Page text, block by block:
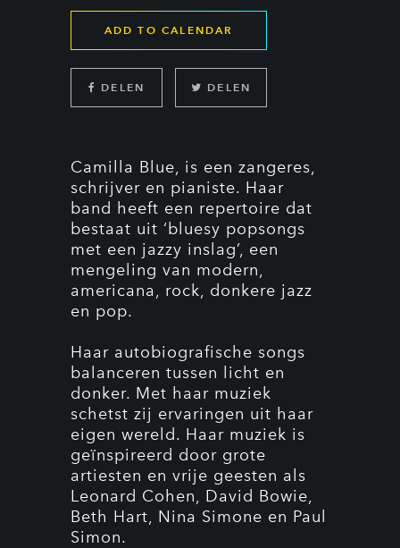
ADD TO CALENDAR
DELEN DELEN
Camilla Blue, is een zangeres,
schrijver en pianiste. Haar
band heeft een repertoire dat
bestaat uit ‘bluesy popsongs
met een jazzy inslag’, een
mengeling van modern,
americana, rock, donkere jazz
en pop.
Haar autobiografische songs
balanceren tussen licht en
donker. Met haar muziek
schetst zij ervaringen uit haar
eigen wereld. Haar muziek is
geïnspireerd door grote
artiesten en vrije geesten als
Leonard Cohen, David Bowie,
Beth Hart, Nina Simone en Paul
Simon.